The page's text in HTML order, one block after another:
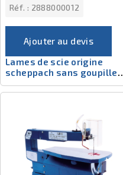
Réf. : 2888000012
Ajouter au devis
Lames de scie origine
scheppach sans goupille -
2888000012